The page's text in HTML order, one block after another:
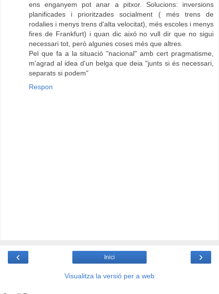
ens enganyem pot anar a pitxor. Solucions: inversions
planificades i prioritzades socialment ( més trens de
rodalies i menys trens d'alta velocitat), més escoles i menys
fires de Frankfurt) i quan dic aixó no vull dir que no sigui
necessari tot, però algunes coses més que altres.
Pel que fa a la situació "nacional" amb cert pragmatisme,
m'agrad al idea d'un belga que deia "junts si és necessari,
separats si podem"
Respon
‹ ›
Inici
Visualitza la versió per a web